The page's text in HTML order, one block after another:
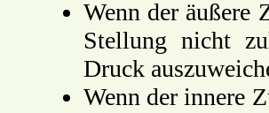
Wenn der äußere
Stellung nicht
Druck
Wenn der innere